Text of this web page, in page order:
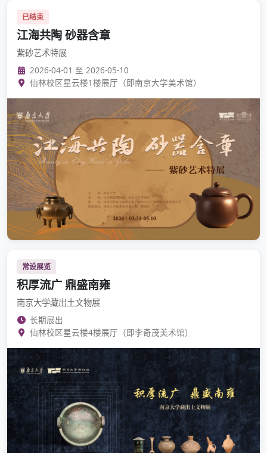
已结束
江海共陶 砂器含章
紫砂艺术特展
2026-04-01 至 2026-05-10
仙林校区星云楼1楼展厅（即南京大学美术馆）
常设展览
积厚流广 鼎盛南雍
南京大学藏出土文物展
长期展出
仙林校区星云楼4楼展厅（即李奇茂美术馆）